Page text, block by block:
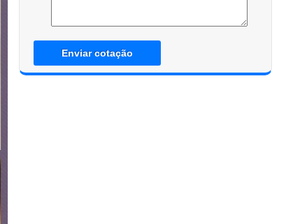
Enviar cotação